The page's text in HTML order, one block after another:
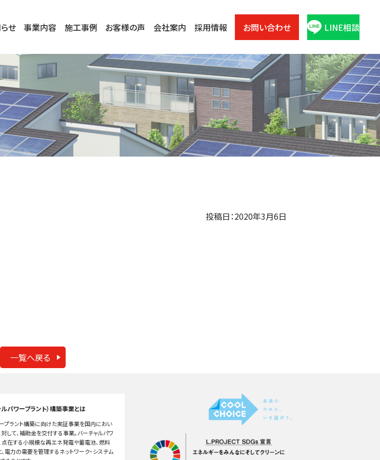
せ 事業内容 施工事例 お客様の声 会社案内 採用情報 お問い合わせ LINE相談
投稿日：2020年3月6日
一覧へ戻る
パワープラント）構築事業とは
プラント構築に向けた実証事業を国内におい
して、補助金を交付する事業。バーチャルパワ
点在する小規模な再エネ発電や蓄電池、燃料
電力の需要を管理するネットワーク・システム